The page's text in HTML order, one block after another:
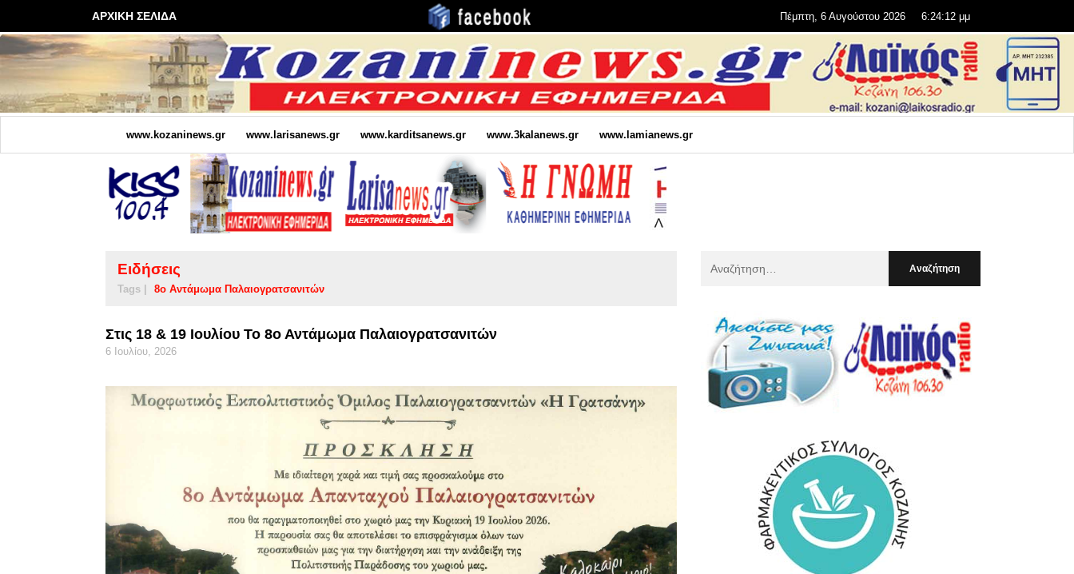
ΑΡΧΙΚΗ ΣΕΛΙΔΑ Πέμπτη, 6 Αυγούστου 2026 6:24:13 μμ
www.kozaninews.gr www.larisanews.gr www.karditsanews.gr www.3kalanews.gr www.lamianews.gr
Ειδήσεις
Tags | 8ο Αντάμωμα Παλαιογρατσανιτών
Στις 18 & 19 Ιουλίου Το 8ο Αντάμωμα Παλαιογρατσανιτών
6 Ιουλίου, 2026